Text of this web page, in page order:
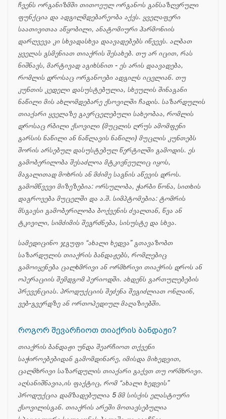
ჩვენს ორგანიზმში თითოეულ ორგანოს განსაზღვრული
ფუნქცია და ადგილმდებარეობა აქვს. ყველაფერი
საათივითაა აწყობილი, ანატომიური ჰარმონიის
დარღვევა კი სხვადასხვა დაავადებებს იწვევს. ალბათ
ყველას გსმენიათ თიაქრის შესახებ. თუ არ იცით, რას
ნიშნავს, მარტივად აგიხსნით - ეს არის დაავადება,
რომლის დროსაც ორგანოები ადგილს იცვლიან. თუ
კუნთის კედელი დასუსტებულია, სხეულის შინაგანი
ნაწილი მის ახლომდებარე ქსოვილში ჩადის. საზარდულის
თიაქარი ყველაზე გავრცელებული სახეობაა, რომლის
დროსაც რბილი ქსოვილი (მუცლის ღრუს ამომფენი
გარსის ნაწილი ან ნაწლავის ნაწილი) მუცლის კუნთებს
შორის არსებულ დასუსტებულ წერტილში გამოდის. ეს
გამობერილობა შესაძლოა მტკივნეულიც იყოს,
მაგალითად მოხრის ან მძიმე საგნის აწევის დროს.
გამომწვევი მიზეზებია: ორსულობა, ჭარბი წონა, სითხის
დაგროვება მუცელში და ა.შ. სიმპტომებია: ტომრის
მსგავსი გამობერილობა ბოქვენის ძვალთან, წვა ან
ტკივილი, სიმძიმის შეგრძნება, სისუსტე და სხვა.
სამედიცინო ჯგუფი “ახალი ხედვა” გთავაზობთ
საზარდულის თიაქრის ბანდაჟებს, რომლებიც
გამოიყენება ცალხმრივი ან ორმხრივი თიაქრის დროს ან
ოპერაციის შემდგომ პერიოდში. ახდენს გართულებების
პრევენციას. პროდუქციის შეძენა შეგიძლიათ ონლაინ,
ვებ-გვერდზე ან ორთოპედიულ მაღაზიებში.
როგორ შევარჩიოთ თიაქრის ბანდაჟი?
თიაქრის ბანდაჟი უნდა შეარჩიოთ თქვენი
საჭიროებებიდან გამომდინარე, იმისდა მიხედვით,
ცალმხრივი საზარდულის თიაქარი გაქვთ თუ ორმხრივი.
აღსანიშნავია,ის ფაქტიც, რომ “ახალი ხედვის”
პროდუქცია დამზადებულია 5 მმ სისქის ელასტიური
ქსოვილისგან. თიაქრის არეში მოთავსებულია